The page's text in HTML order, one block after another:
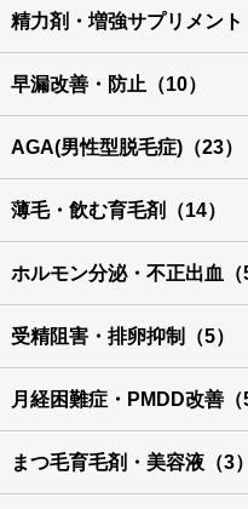
精力剤・増強サプリメント
早漏改善・防止（10）
AGA(男性型脱毛症)（23）
薄毛・飲む育毛剤（14）
ホルモン分泌・不正出血（5
受精阻害・排卵抑制（5）
月経困難症・PMDD改善（
まつ毛育毛剤・美容液（3）